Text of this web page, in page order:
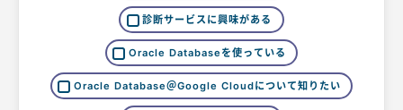
診断サービスに興味がある
Oracle Databaseを使っている
Oracle Database＠Google Cloudについて知りたい